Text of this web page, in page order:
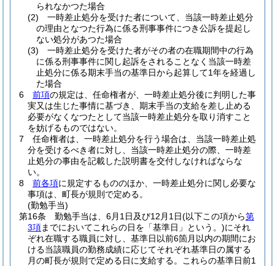
られなかつた場合
(2)
一時差止処分を受けた者について、当該一時差止処分
の理由となつた行為に係る刑事事件につき公訴を提起し
ない処分があつた場合
(3)
一時差止処分を受けた者がその者の在職期間中の行為
に係る刑事事件に関し起訴をされることなく当該一時差
止処分に係る期末手当の基準日から起算して1年を経過し
た場合
6
前項の規定は、任命権者が、一時差止処分後に判明した事
実又は生じた事情に基づき、期末手当の支給を差し止める
必要がなくなつたとして当該一時差止処分を取り消すこと
を妨げるものではない。
7
任命権者は、一時差止処分を行う場合は、当該一時差止処
分を受けるべき者に対し、当該一時差止処分の際、一時差
止処分の事由を記載した説明書を交付しなければならな
い。
8
前各項に規定するもののほか、一時差止処分に関し必要な
事項は、町長が規則で定める。
(勤勉手当)
第16条
勤勉手当は、6月1日及び12月1日(以下この項から第
3項までにおいてこれらの日を「基準日」という。)にそれ
ぞれ在職する職員に対し、基準日以前6箇月以内の期間にお
ける当該職員の勤務成績に応じてそれぞれ基準日の属する
月の町長が規則で定める日に支給する。
これらの基準日前1